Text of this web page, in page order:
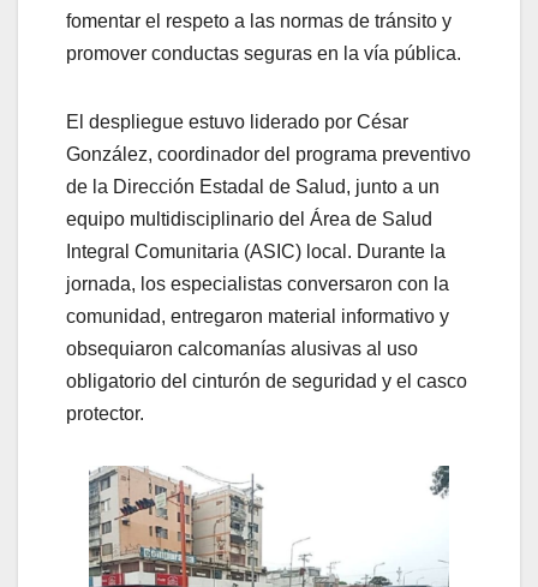
fomentar el respeto a las normas de tránsito y
promover conductas seguras en la vía pública.
El despliegue estuvo liderado por César
González, coordinador del programa preventivo
de la Dirección Estadal de Salud, junto a un
equipo multidisciplinario del Área de Salud
Integral Comunitaria (ASIC) local. Durante la
jornada, los especialistas conversaron con la
comunidad, entregaron material informativo y
obsequiaron calcomanías alusivas al uso
obligatorio del cinturón de seguridad y el casco
protector.